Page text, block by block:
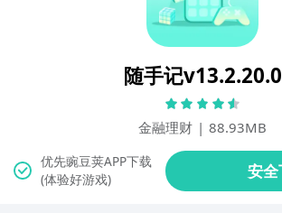
随手记v13.2.20.0
金融理财 | 88.93MB
(体验好游戏)